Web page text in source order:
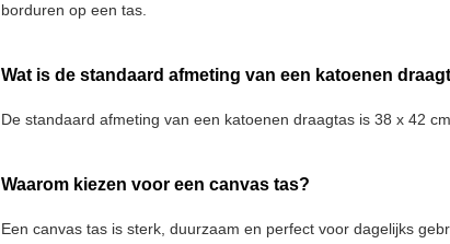
borduren op een tas.
Wat is de standaard afmeting van een katoenen
De standaard afmeting van een katoenen draagtas is 38 x 42
Waarom kiezen voor een canvas tas?
Een canvas tas is sterk, duurzaam en perfect voor dagelijks